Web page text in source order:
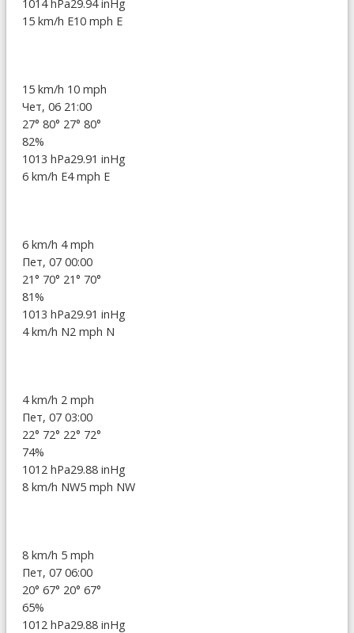
1014 hPa29.94 inHg
15 km/h E10 mph E
15 km/h 10 mph
Чет, 06 21:00
27° 80° 27° 80°
82%
1013 hPa29.91 inHg
6 km/h E4 mph E
6 km/h 4 mph
Пет, 07 00:00
21° 70° 21° 70°
81%
1013 hPa29.91 inHg
4 km/h N2 mph N
4 km/h 2 mph
Пет, 07 03:00
22° 72° 22° 72°
74%
1012 hPa29.88 inHg
8 km/h NW5 mph NW
8 km/h 5 mph
Пет, 07 06:00
20° 67° 20° 67°
65%
1012 hPa29.88 inHg